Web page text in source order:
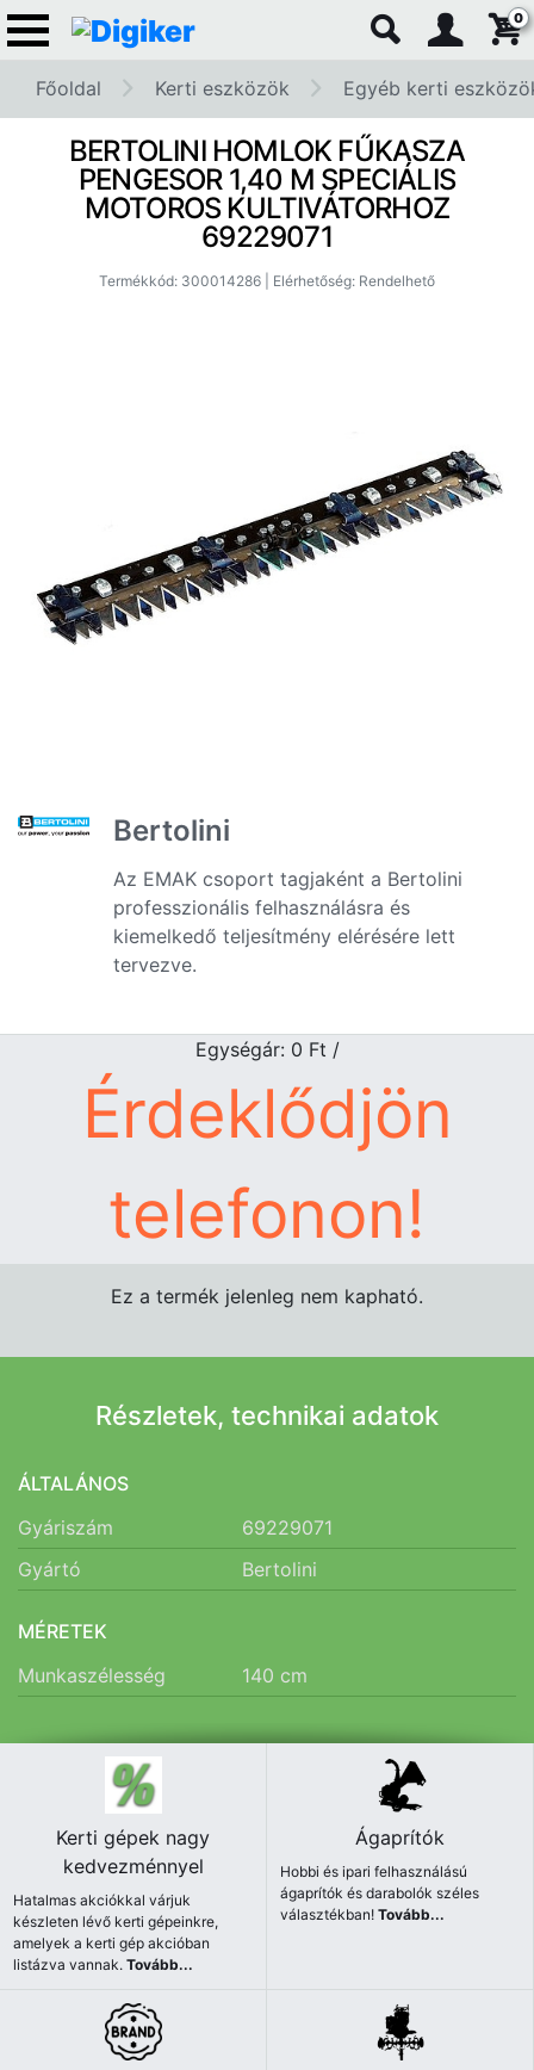
0
Főoldal Kerti eszközök Egyéb kerti
BERTOLINI HOMLOK FŰKASZA
PENGESOR 1,40 M SPECIÁLIS
MOTOROS KULTIVÁTORHOZ
69229071
Termékkód: 300014286 | Elérhetőség: Rendelhető
Bertolini
Az EMAK csoport tagjaként a Bertolini
professzionális felhasználásra és
kiemelkedő teljesítmény elérésére lett
tervezve.
Egységár: 0 Ft /
Érdeklődjön
telefonon!
Ez a termék jelenleg nem kapható.
Részletek, technikai adatok
ÁLTALÁNOS
Gyáriszám
69229071
Gyártó
Bertolini
MÉRETEK
Munkaszélesség
140 cm
Kerti gépek nagy
kedvezménnyel
Hatalmas akciókkal várjuk
készleten lévő kerti gépeinkre,
amelyek a kerti gép akcióban
listázva vannak.Tovább...
Ágaprítók
Hobbi és ipari felhasználású
ágaprítók és darabolók széles
választékban!Tovább...